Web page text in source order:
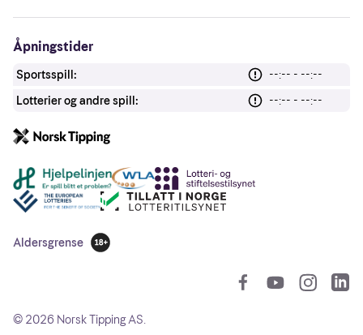
Åpningstider
Sportsspill:
--:-- - --:--
Lotterier og andre spill:
--:-- - --:--
Andre lenker
Aldersgrense
18 år
© 2026 Norsk Tipping AS.